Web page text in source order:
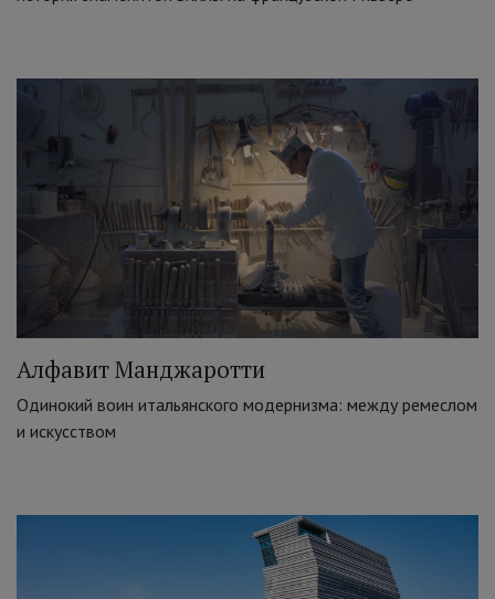
Алфавит Манджаротти
Одинокий воин итальянского модернизма: между ремеслом
и искусством